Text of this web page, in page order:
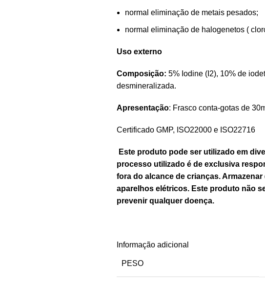
normal eliminação de metais pesados;
normal eliminação de halogenetos (
Uso externo
Composição: 5% Iodine (I2), 10% de
desmineralizada.
Apresentação: Frasco conta-gotas de
Certificado GMP, ISO22000 e ISO22716
Este produto pode ser utilizado em
processo utilizado é de exclusiva
fora do alcance de crianças.
aparelhos elétricos. Este produto não
prevenir qualquer doença.
Informação adicional
PESO